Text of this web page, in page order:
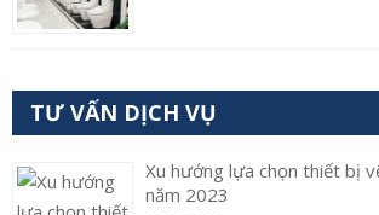
TƯ VẤN DỊCH VỤ
Xu hướng lựa chọn thiết bị
năm 2023